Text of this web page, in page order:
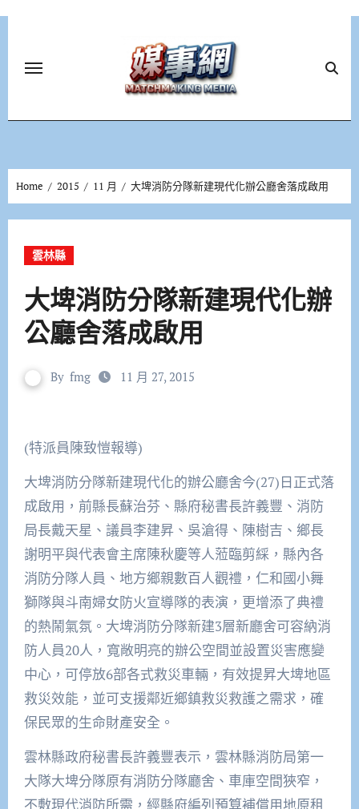
Home 2015 11 月 大埤消防分隊新建現代化辦公廳舍落成啟用
雲林縣
大埤消防分隊新建現代化辦
公廳舍落成啟用
By fmg 11 月 27, 2015
(特派員陳致愷報導)
大埤消防分隊新建現代化的辦公廳舍今(27)日正式落
成啟用，前縣長蘇治芬、縣府秘書長許義豐、消防
局長戴天星、議員李建昇、吳滄得、陳樹吉、鄉長
謝明平與代表會主席陳秋慶等人蒞臨剪綵，縣內各
消防分隊人員、地方鄉親數百人觀禮，仁和國小舞
獅隊與斗南婦女防火宣導隊的表演，更增添了典禮
的熱鬧氣氛。大埤消防分隊新建3層新廳舍可容納消
防人員20人，寬敞明亮的辦公空間並設置災害應變
中心，可停放6部各式救災車輛，有效提昇大埤地區
救災效能，並可支援鄰近鄉鎮救災救護之需求，確
保民眾的生命財產安全。
雲林縣政府秘書長許義豐表示，雲林縣消防局第一
大隊大埤分隊原有消防分隊廳舍、車庫空間狹窄，
不敷現代消防所需，經縣府編列預算補償用地原租